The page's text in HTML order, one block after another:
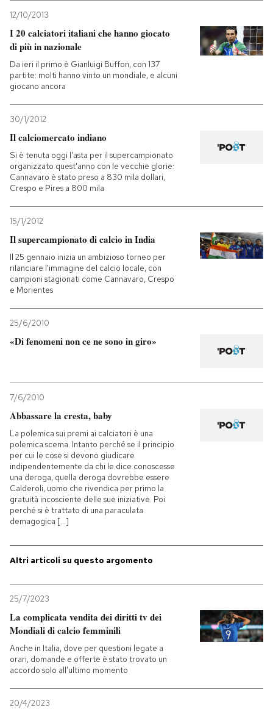
12/10/2013
I 20 calciatori italiani che hanno giocato
di più in nazionale
Da ieri il primo è Gianluigi Buffon, con 137
partite: molti hanno vinto un mondiale, e alcuni
giocano ancora
30/1/2012
Il calciomercato indiano
Si è tenuta oggi l'asta per il supercampionato
organizzato quest'anno con le vecchie glorie:
Cannavaro è stato preso a 830 mila dollari,
Crespo e Pires a 800 mila
15/1/2012
Il supercampionato di calcio in India
Il 25 gennaio inizia un ambizioso torneo per
rilanciare l'immagine del calcio locale, con
campioni stagionati come Cannavaro, Crespo
e Morientes
25/6/2010
«Di fenomeni non ce ne sono in giro»
7/6/2010
Abbassare la cresta, baby
La polemica sui premi ai calciatori è una
polemica scema. Intanto perché se il principio
per cui le cose si devono giudicare
indipendentemente da chi le dice conoscesse
una deroga, quella deroga dovrebbe essere
Calderoli, uomo che rivendica per primo la
gratuità incosciente delle sue iniziative. Poi
perché si è trattato di una paraculata
demagogica [...]
Altri articoli su questo argomento
25/7/2023
La complicata vendita dei diritti tv dei
Mondiali di calcio femminili
Anche in Italia, dove per questioni legate a
orari, domande e offerte è stato trovato un
accordo solo all’ultimo momento
20/4/2023